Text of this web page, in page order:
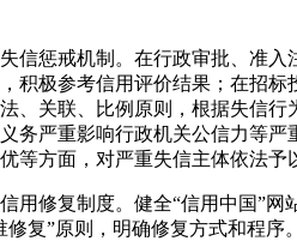
失信惩戒机制。在行政审批、准
积极参考信用评价结果；在招
、关联、比例原则，根据失信
务严重影响行政机关公信力等
等方面，对严重失信主体依法予
用修复制度。健全“信用中国”
修复”原则，明确修复方式和程